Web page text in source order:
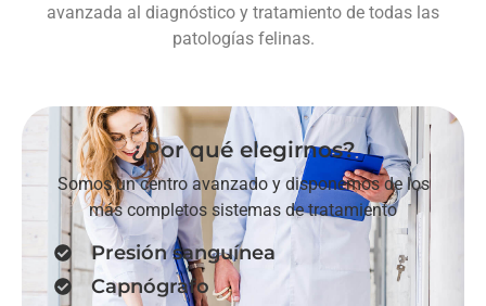
avanzada al diagnóstico y tratamiento de todas las
patologías felinas.
¿Por qué elegirnos?
Somos un centro avanzado y disponemos de los
más completos sistemas de tratamiento
Presión sanguínea
Capnógrafo